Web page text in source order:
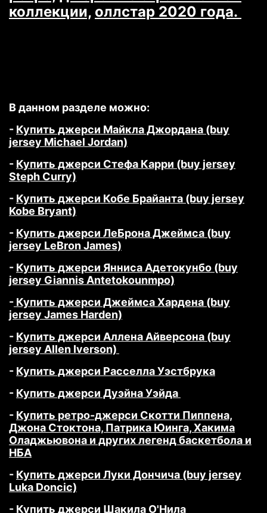
коллекции, оллстар 2020 года.
В данном разделе можно:
- Купить джерси Майкла Джордана (buy
jersey Michael Jordan)
- Купить джерси Стефа Карри (buy jersey
Steph Curry)
- Купить джерси Кобе Брайанта (buy jersey
Kobe Bryant)
- Купить джерси ЛеБрона Джеймса (buy
jersey LeBron James)
- Купить джерси Янниса Адетокунбо (buy
jersey Giannis Antetokounmpo)
- Купить джерси Джеймса Хардена (buy
jersey James Harden)
- Купить джерси Аллена Айверсона (buy
jersey Allen Iverson)
- Купить джерси Расселла Уэстбрука
- Купить джерси Дуэйна Уэйда
- Купить ретро-джерси Скотти Пиппена,
Джона Стоктона, Патрика Юинга, Хакима
Оладжьювона и других легенд баскетбола и
НБА
- Купить джерси Луки Дончича (buy jersey
Luka Doncic)
- Купить джерси Шакила О'Нила